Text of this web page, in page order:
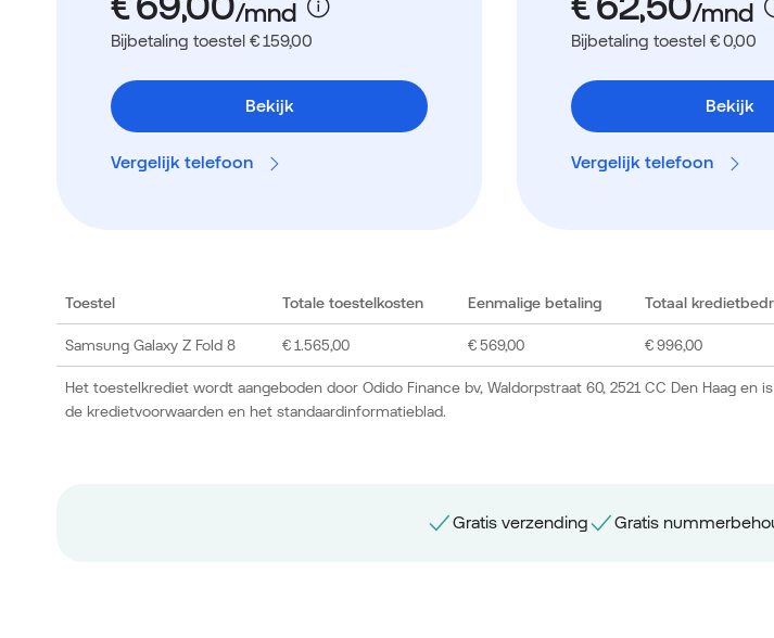
Bijbetaling toestel € 159,00
Bekijk
Vergelijk telefoon
Bijbetaling toestel € 0,00
Bekijk
Vergelijk telefoon
Toestel Totale toestelkosten Eenmalige betaling Totaal
Het toestelkrediet wordt aangeboden door Odido Finance bv, Waldorpstraat 60, 2521 CC Den Haag en
de kredietvoorwaarden en het standaardinformatieblad.
Samsung Galaxy Z Fold 8 € 1.565,00 € 569,00 € 996,00
Gratis verzending Gratis